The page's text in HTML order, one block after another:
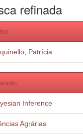
refinada
Patrícia
Inference
Agrárias